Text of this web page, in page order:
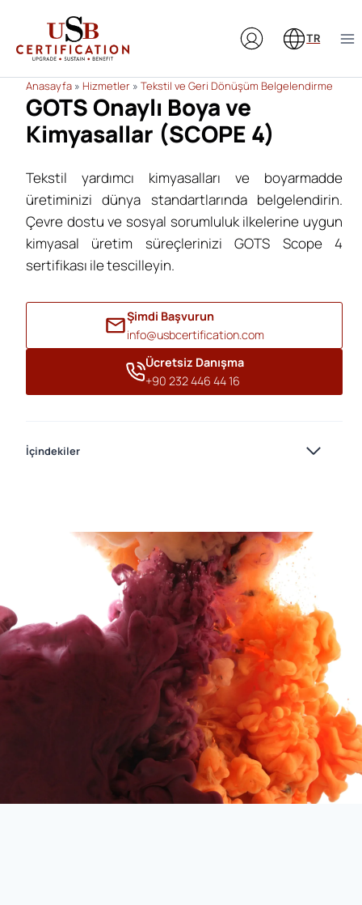
content
TR
Anasayfa » Hizmetler » Tekstil ve Geri Dönüşüm Belgelendirme
GOTS Onaylı Boya ve
Kimyasallar (SCOPE 4)
Tekstil yardımcı kimyasalları ve boyarmadde
üretiminizi dünya standartlarında belgelendirin.
Çevre dostu ve sosyal sorumluluk ilkelerine uygun
kimyasal üretim süreçlerinizi GOTS Scope 4
sertifikası ile tescilleyin.
Şimdi Başvurun
info@usbcertification.com
Ücretsiz Danışma
+90 232 446 44 16
İçindekiler